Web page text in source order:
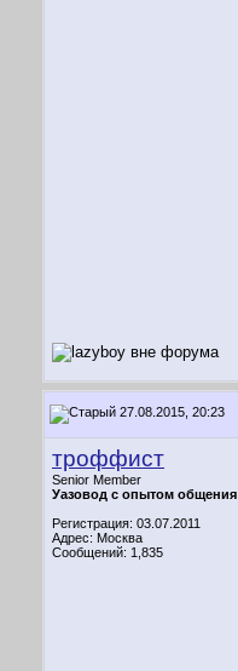
27.08.2015, 20:23
троффист
Senior Member
Уазовод с опытом общения
Регистрация: 03.07.2011
Адрес: Москва
Сообщений: 1,835